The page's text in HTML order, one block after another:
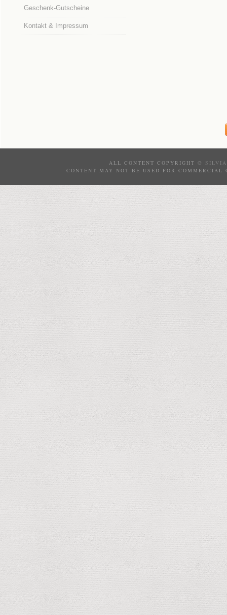
Geschenk-Gutscheine
Kontakt & Impressum
ALL CONTENT COPYRIGHT ©
CONTENT MAY NOT BE USED FOR COMMERCIAL